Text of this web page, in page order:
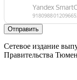
Отправить
Сетевое издание
Правительства